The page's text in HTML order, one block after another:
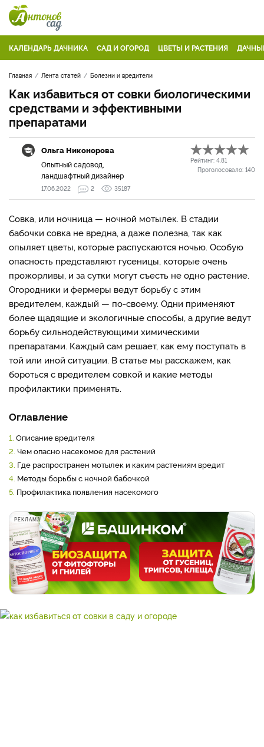
КАЛЕНДАРЬ ДАЧНИКА САД И ОГОРОД ЦВЕТЫ И РАСТЕНИЯ
Главная Лента статей Болезни и вредители
Как избавиться от совки биологическими
средствами и эффективными
препаратами
Ольга Никонорова
Опытный садовод,
ландшафтный дизайнер
Рейтинг: 4.81
Проголосовало: 140
17.06.2022 2 35187
Совка, или ночница — ночной мотылек. В стадии
бабочки совка не вредна, а даже полезна, так как
опыляет цветы, которые распускаются ночью. Особую
опасность представляют гусеницы, которые очень
прожорливы, и за сутки могут съесть не одно растение.
Огородники и фермеры ведут борьбу с этим
вредителем, каждый — по-своему. Одни применяют
более щадящие и экологичные способы, а другие ведут
борьбу сильнодействующими химическими
препаратами. Каждый сам решает, как ему поступать в
той или иной ситуации. В статье мы расскажем, как
бороться с вредителем совкой и какие методы
профилактики применять.
Оглавление
1. Описание вредителя
2. Чем опасно насекомое для растений
3. Где распространен мотылек и каким растениям вредит
4. Методы борьбы с ночной бабочкой
5. Профилактика появления насекомого
РЕКЛАМА